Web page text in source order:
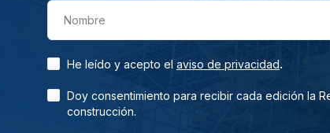
Nombre
He leído y acepto el aviso de privacidad.
Doy consentimiento para recibir cada edición la
construcción.